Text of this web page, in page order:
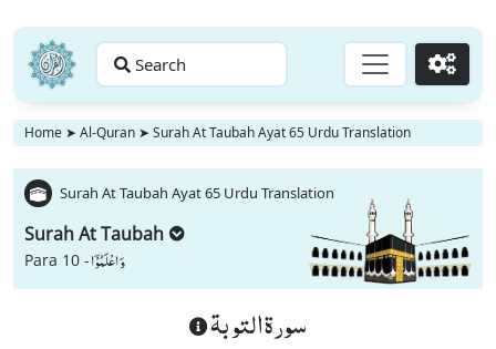
Search Go
Home ➤ Al-Quran ➤ Surah At Taubah Ayat 65 Urdu Translation
Surah At Taubah Ayat 65 Urdu Translation
Surah At Taubah
Para 10 -وَ اعْلَمُوْۤا
سورة التوبة